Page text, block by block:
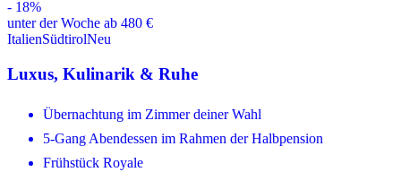
- 18%
unter der Woche ab 480 €
ItalienSüdtirolNeu
Luxus, Kulinarik & Ruhe
Übernachtung im Zimmer deiner Wahl
5-Gang Abendessen im Rahmen der Halbpension
Frühstück Royale